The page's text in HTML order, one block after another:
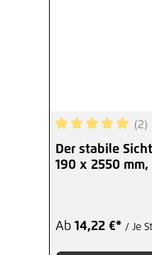
Durchschnittliche
(2)
Der stabile
190 x 2550
Ab 14,22 €* / Je